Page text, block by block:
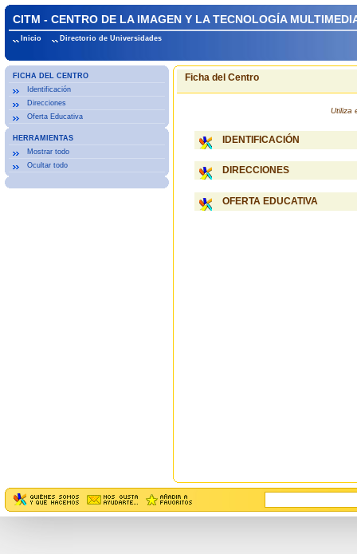
CITM - CENTRO DE LA IMAGEN Y LA TECNOLOGÍA
Inicio Directorio de Universidades
FICHA DEL CENTRO
Identificación
Direcciones
Oferta Educativa
HERRAMIENTAS
Mostrar todo
Ocultar todo
Ficha del Centro
Utiliza
IDENTIFICACIÓN
DIRECCIONES
OFERTA EDUCATIVA